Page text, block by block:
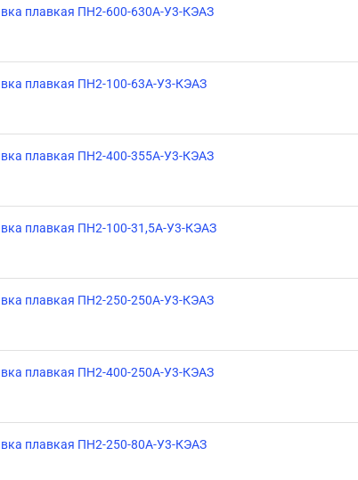
плавкая ПН2-600-630А-У3-КЭАЗ
плавкая ПН2-100-63А-У3-КЭАЗ
плавкая ПН2-400-355А-У3-КЭАЗ
плавкая ПН2-100-31,5А-У3-КЭАЗ
плавкая ПН2-250-250А-У3-КЭАЗ
плавкая ПН2-400-250А-У3-КЭАЗ
плавкая ПН2-250-80А-У3-КЭАЗ